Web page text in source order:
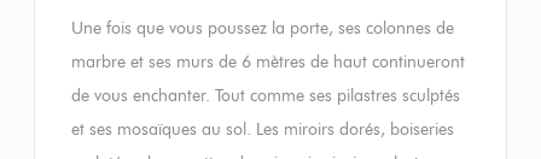
Une fois que vous poussez la porte, ses colonnes de
marbre et ses murs de 6 mètres de haut continueront
de vous enchanter. Tout comme ses pilastres sculptés
et ses mosaïques au sol. Les miroirs dorés, boiseries